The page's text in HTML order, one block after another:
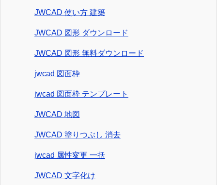
JWCAD 使い方 建築
JWCAD 図形 ダウンロード
JWCAD 図形 無料ダウンロード
jwcad 図面枠
jwcad 図面枠 テンプレート
JWCAD 地図
JWCAD 塗りつぶし 消去
jwcad 属性変更 一括
JWCAD 文字化け